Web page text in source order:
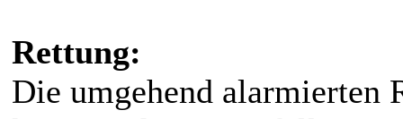
Rettung:
Die umgehend alarmierten